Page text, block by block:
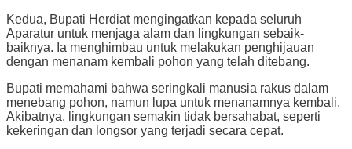
Kedua, Bupati Herdiat mengingatkan kepada seluruh
Aparatur untuk menjaga alam dan lingkungan sebaik-
baiknya. Ia menghimbau untuk melakukan penghijauan
dengan menanam kembali pohon yang telah ditebang.
Bupati memahami bahwa seringkali manusia rakus dalam
menebang pohon, namun lupa untuk menanamnya kembali.
Akibatnya, lingkungan semakin tidak bersahabat, seperti
kekeringan dan longsor yang terjadi secara cepat.